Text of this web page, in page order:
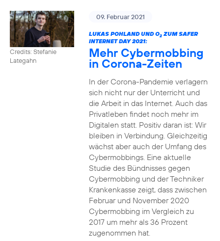
Credits: Stefanie
Lategahn
09. Februar 2021
LUKAS POHLAND UND O2ZUM SAFER
INTERNET DAY 2021:
Mehr Cybermobbing
in Corona-Zeiten
In der Corona-Pandemie verlagern
sich nicht nur der Unterricht und
die Arbeit in das Internet. Auch das
Privatleben findet noch mehr im
Digitalen statt. Positiv daran ist: Wir
bleiben in Verbindung. Gleichzeitig
wächst aber auch der Umfang des
Cybermobbings. Eine aktuelle
Studie des Bündnisses gegen
Cybermobbing und der Techniker
Krankenkasse zeigt, dass zwischen
Februar und November 2020
Cybermobbing im Vergleich zu
2017 um mehr als 36 Prozent
zugenommen hat.